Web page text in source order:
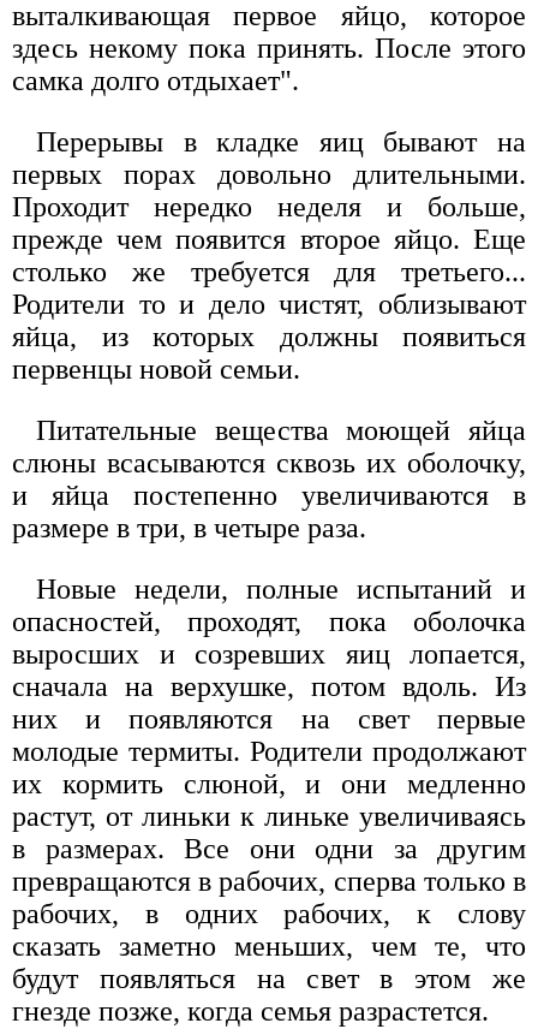
выталкивающая первое яйцо, которое
здесь некому пока принять. После этого
самка долго отдыхает".
Перерывы в кладке яиц бывают на
первых порах довольно длительными.
Проходит нередко неделя и больше,
прежде чем появится второе яйцо. Еще
столько же требуется для третьего...
Родители то и дело чистят, облизывают
яйца, из которых должны появиться
первенцы новой семьи.
Питательные вещества моющей яйца
слюны всасываются сквозь их оболочку,
и яйца постепенно увеличиваются в
размере в три, в четыре раза.
Новые недели, полные испытаний и
опасностей, проходят, пока оболочка
выросших и созревших яиц лопается,
сначала на верхушке, потом вдоль. Из
них и появляются на свет первые
молодые термиты. Родители продолжают
их кормить слюной, и они медленно
растут, от линьки к линьке увеличиваясь
в размерах. Все они одни за другим
превращаются в рабочих, сперва только в
рабочих, в одних рабочих, к слову
сказать заметно меньших, чем те, что
будут появляться на свет в этом же
гнезде позже, когда семья разрастется.